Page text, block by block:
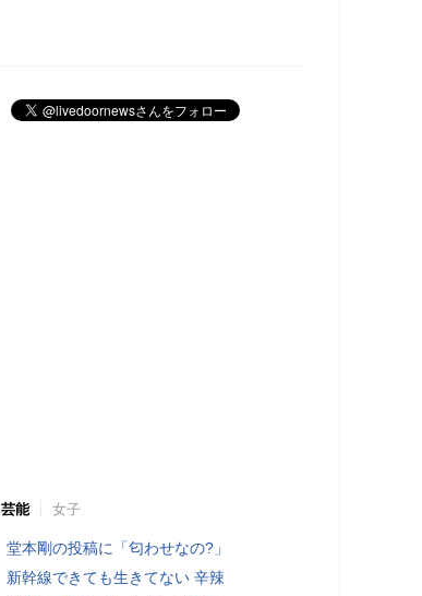
芸能 女子
堂本剛の投稿に「匂わせなの?」
新幹線できても生きてない 辛辣